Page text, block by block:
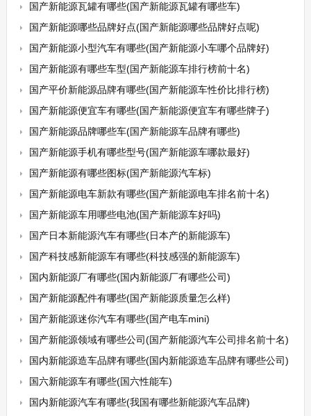
国产新能源瓦罐有哪些(国产新能源瓦罐有哪些车)
国产新能源哪些品牌好点(国产新能源哪些品牌好点呢)
国产新能源小型汽车有哪些(国产新能源小车哪个品牌好)
国产新能源有哪些车型(国产新能源车排行榜前十名)
国产平价新能源品牌有哪些(国产新能源车性价比排行榜)
国产新能源便宜车有哪些(国产新能源便宜车有哪些牌子)
国产新能源品牌哪些车(国产新能源车品牌有哪些)
国产新能源手机有哪些型号(国产新能源车哪款最好)
国产新能源有哪些图标(国产新能源汽车标)
国产新能源电车新款有哪些(国产新能源电车排名前十名)
国产新能源车用哪些电池(国产新能源车好吗)
国产日本新能源汽车有哪些(日本产的新能源车)
国产科技感新能源车有哪些(科技感强的新能源车)
国内新能源厂有哪些(国内新能源厂有哪些公司)
国产新能源配件有哪些(国产新能源质量怎么样)
国产新能源迷你汽车有哪些(国产电车mini)
国产新能源领域有哪些公司(国产新能源汽车公司排名前十名)
国内新能源造车品牌有哪些(国内新能源造车品牌有哪些公司)
国六新能源车有哪些(国六性能车)
国内新能源汽车有哪些(我国有哪些新能源汽车品牌)